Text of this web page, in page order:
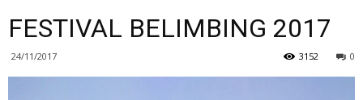
FESTIVAL BELIMBING 2017
24/11/2017 0
3152